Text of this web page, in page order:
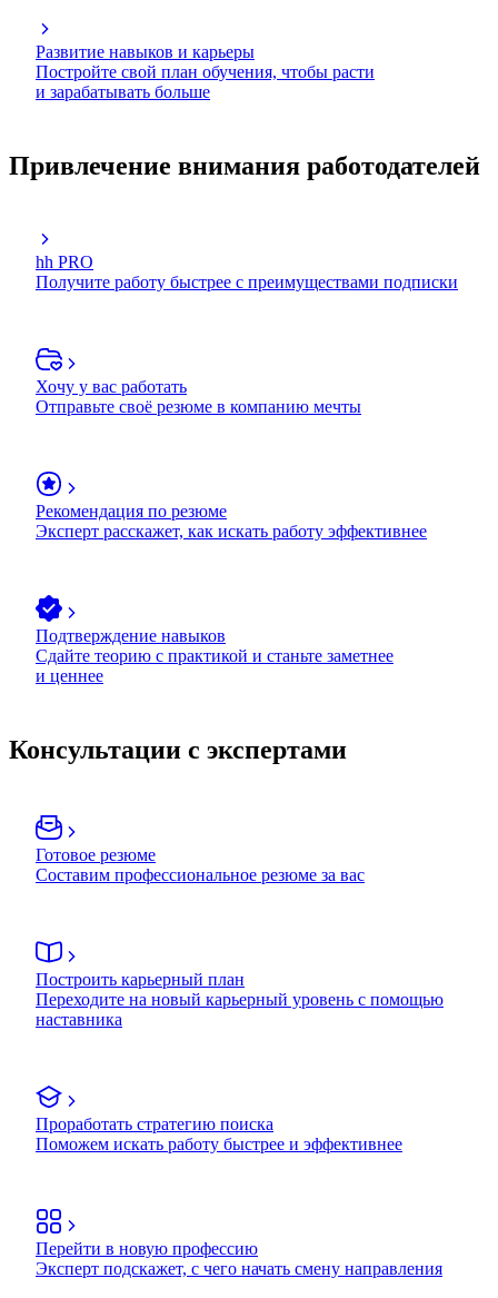
Развитие навыков и карьеры
Постройте свой план обучения, чтобы расти
и зарабатывать больше
Привлечение внимания работодателей
hh PRO
Получите работу быстрее с преимуществами подписки
Хочу у вас работать
Отправьте своё резюме в компанию мечты
Рекомендация по резюме
Эксперт расскажет, как искать работу эффективнее
Подтверждение навыков
Сдайте теорию с практикой и станьте заметнее
и ценнее
Консультации с экспертами
Готовое резюме
Составим профессиональное резюме за вас
Построить карьерный план
Переходите на новый карьерный уровень с помощью
наставника
Проработать стратегию поиска
Поможем искать работу быстрее и эффективнее
Перейти в новую профессию
Эксперт подскажет, с чего начать смену направления